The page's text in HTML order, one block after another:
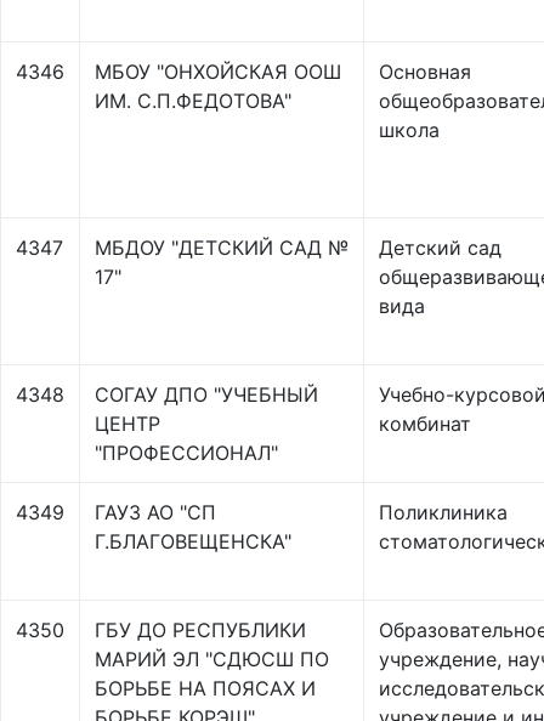
4346
МБОУ "ОНХОЙСКАЯ ООШ
ИМ. С.П.ФЕДОТОВА"
Основная
школа
4347
МБДОУ "ДЕТСКИЙ САД №
17"
Детский сад
вида
4348
СОГАУ ДПО "УЧЕБНЫЙ
ЦЕНТР
"ПРОФЕССИОНАЛ"
Учебно-
комбинат
4349
ГАУЗ АО "СП
Г.БЛАГОВЕЩЕНСКА"
Поликлиника
4350
ГБУ ДО РЕСПУБЛИКИ
МАРИЙ ЭЛ "СДЮСШ ПО
БОРЬБЕ НА ПОЯСАХ И
учреждение,